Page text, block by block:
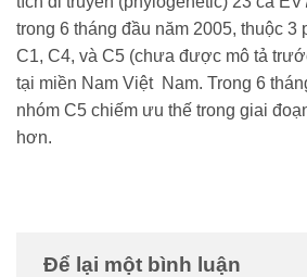
trong 6 tháng đầu năm 2005, thuộc 3
C1, C4, và C5 (chưa được mô tả
tại miền Nam Việt Nam. Trong 6
nhóm C5 chiếm ưu thế trong giai
hơn.
Để lại một bình luận